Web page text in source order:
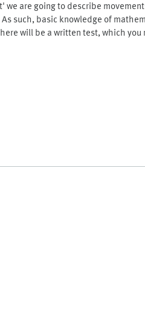
we are going to describe
such, basic knowledge of
will be a written test, which